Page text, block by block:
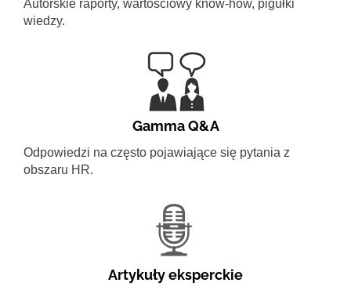
Autorskie raporty, wartościowy know-how, pigułki
wiedzy.
Gamma Q&A
Odpowiedzi na często pojawiające się pytania z
obszaru HR.
Artykuły eksperckie